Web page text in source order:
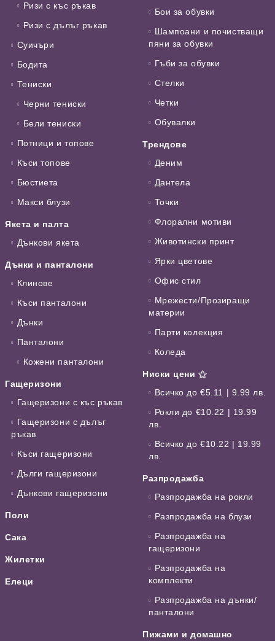
Ризи с къс ръкав
Ризи с дълъг ръкав
Суичъри
Бодита
Тениски
Черни тениски
Бели тениски
Потници и топове
Къси топове
Бюстиета
Макси блузи
Якета и палта
Дънкови якета
Дънки и панталони
Клинове
Къси панталони
Дънки
Панталони
Кожени панталони
Гащеризони
Гащеризони с къс ръкав
Гащеризони с дълъг
ръкав
Къси гащеризони
Дълги гащеризони
Дънкови гащеризони
Поли
Сака
Жилетки
Елеци
Бои за обувки
Шампоани и почистващи
пяни за обувки
Гъби за обувки
Стелки
Четки
Обувалки
Трендове
Деним
Дантела
Точки
Флорални мотиви
Животински принт
Ярки цветове
Офис стил
Мрежести/Прозиращи
материи
Парти колекция
Коледа
Ниски цени ⚝
Всичко до €5.11 | 9.99 лв.
Рокли до €10.22 | 19.99
лв.
Всичко до €10.22 | 19.99
лв.
Разпродажба
Разпродажба на рокли
Разпродажба на блузи
Разпродажба на
гащеризони
Разпродажба на
комплекти
Разпродажба на дънки/
панталони
Пижами и домашно